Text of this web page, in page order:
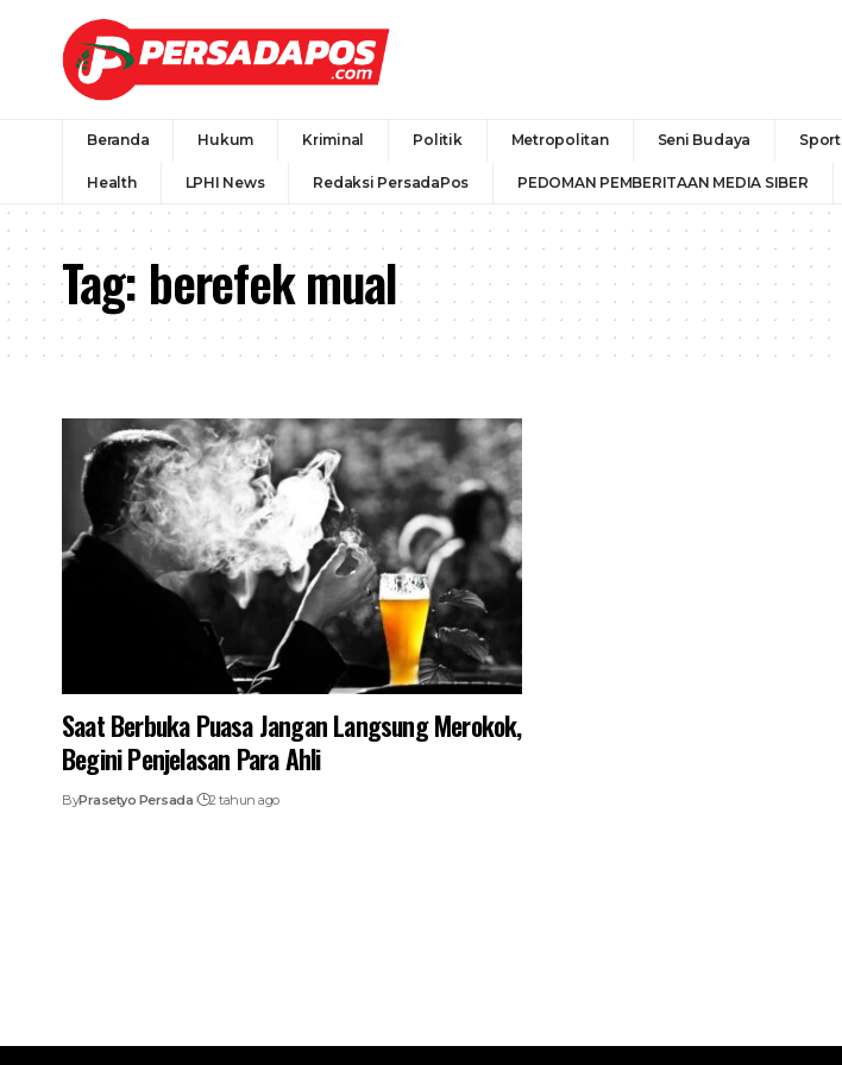
Beranda Hukum Kriminal Politik Metropolitan Seni Budaya Sport
Health LPHI News Redaksi PersadaPos PEDOMAN PEMBERITAAN MEDIA SIBER
Tag:berefek mual
Saat Berbuka Puasa Jangan Langsung Merokok,
Begini Penjelasan Para Ahli
ByPrasetyo Persada 2 tahun ago